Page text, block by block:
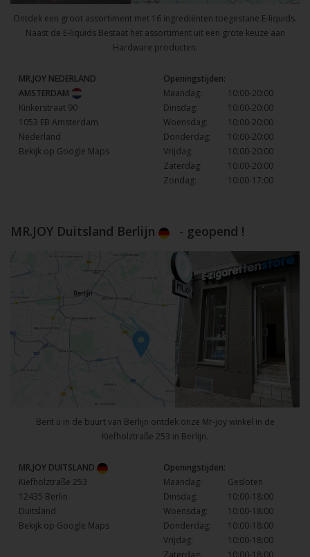
Ontdek een groot assortiment met 16 ingrediënten toegestane E-liquids.
Naast de E-liquids Bestaat het assortiment uit een grote keuze aan
Hardware producten.
MR.JOY NEDERLAND
AMSTERDAM
Kinkerstraat 90
1053 EB Amsterdam
Nederland
Bekijk op Google Maps
Openingstijden:
Maandag:
10:00-20:00
Dinsdag:
10:00-20:00
Woensdag:
10:00-20:00
Donderdag:
10:00-20:00
Vrijdag:
10:00-20:00
Zaterdag:
10:00-20:00
Zondag:
10:00-17:00
MR.JOY Duitsland Berlijn - geopend !
Bent u in de buurt van Berlijn ontdek onze Mr-joy winkel in de
Kiefholztraße 253 in Berlijn.
MR.JOY DUITSLAND
Kiefholztraße 253
12435 Berlin
Duitsland
Bekijk op Google Maps
Openingstijden:
Maandag:
Gesloten
Dinsdag:
10:00-18:00
Woensdag:
10:00-18:00
Donderdag:
10:00-18:00
Vrijdag:
10:00-18:00
Zaterdag:
10:00-18:00